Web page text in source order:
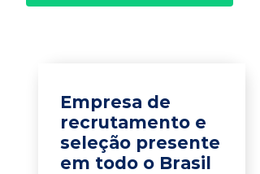
Empresa de
recrutamento e
seleção presente
em todo o Brasil